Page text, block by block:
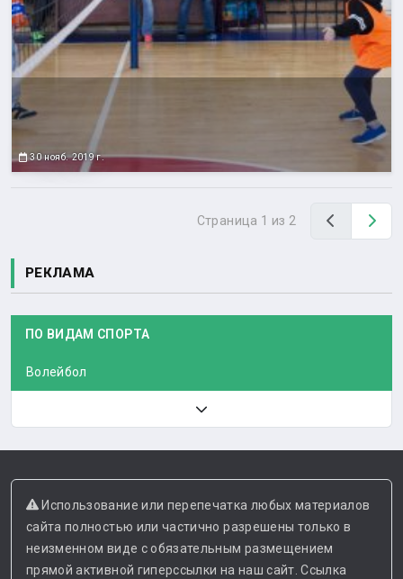
30 нояб. 2019 г.
Страница 1 из 2 Назад
РЕКЛАМА
ПО ВИДАМ СПОРТА
Волейбол
Использование или перепечатка любых материалов
сайта полностью или частично разрешены только в
неизменном виде с обязательным размещением
прямой активной гиперссылки на наш сайт. Ссылка